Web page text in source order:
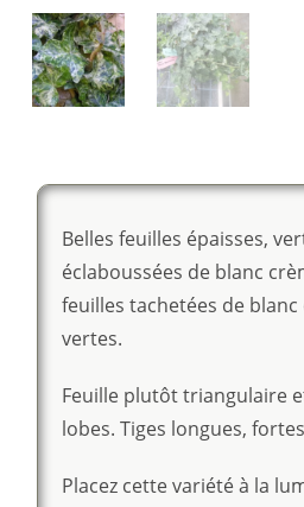
Belles feuilles épaisses,
éclaboussées de blanc
feuilles tachetées de
vertes.
Feuille plutôt triangulaire
lobes. Tiges longues,
Placez cette variété à la